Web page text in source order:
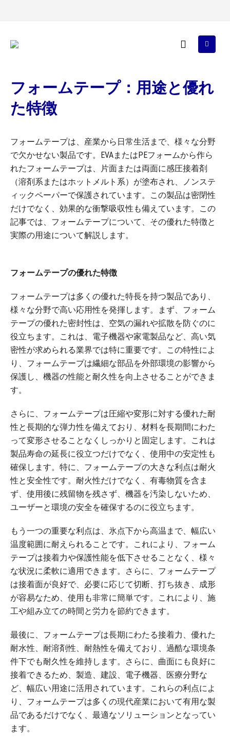
フォームテープ：用途と優れ
た特徴
フォームテープは、産業から日常生活まで、様々な分野
で欠かせない製品です。EVAまたはPEフォームから作ら
れたフォームテープは、片面または両面に感圧接着剤
（溶剤系またはホットメルト系）が塗布され、ノンステ
ィックペーパーで保護されています。この製品は密閉性
だけでなく、効果的な衝撃吸収性も備えています。この
記事では、フォームテープについて、その優れた特徴と
実際の用途について解説します。
フォームテープの優れた特徴
フォームテープは多くの優れた特長を持つ製品であり、
様々な分野で高い応用性を発揮します。まず、フォーム
テープの優れた密封性は、空気の漏れや拡散を防ぐのに
役立ちます。これは、電子機器や家電製品など、高い気
密性が求められる業界では特に重要です。この特性によ
り、フォームテープは繊細な部品を外部環境の影響から
保護し、機器の性能と耐久性を向上させることができま
す。
さらに、フォームテープは圧縮や変形に対する優れた耐
性と長期的な弾力性を備えており、材料を長期間にわた
って変形させることなくしっかりと固定します。これは
製品寿命の延長に役立つだけでなく、使用中の安定性も
確保します。特に、フォームテープの大きな利点は耐火
性と安全性です。耐火性だけでなく、有毒物質を含ま
ず、使用後に残留物を残さず、機器を汚染しないため、
ユーザーと環境の安全を確保するのに役立ちます。
もう一つの重要な利点は、氷点下から高温まで、幅広い
温度範囲に耐えられることです。これにより、フォーム
テープは接着力や保護性能を低下させることなく、様々
な状況に柔軟に適用できます。さらに、フォームテープ
は接着面が良好で、必要に応じて切断、打ち抜き、成形
が容易なため、使用も非常に簡単です。これにより、施
工や組み立ての時間と労力を節約できます。
最後に、フォームテープは長期にわたる接着力、優れた
耐水性、耐溶剤性、耐熱性を備えており、過酷な環境条
件下でも耐久性を維持します。さらに、曲面にも良好に
接着できるため、製造、建設、電子機器、医療分野な
ど、幅広い用途に活用されています。これらの利点によ
り、フォームテープは多くの現代産業において有用な製
品であるだけでなく、最適なソリューションとなってい
ます。